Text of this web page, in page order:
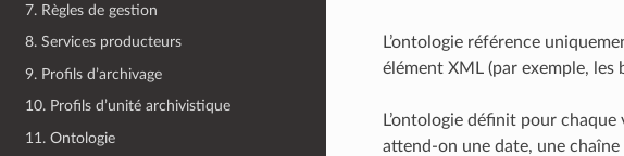
7. Règles de gestion
8. Services producteurs
9. Profils d’archivage
10. Profils d’unité archivistique
11. Ontologie
L’ontologie référence
élément XML (par exemple, les
L’ontologie définit pour
attend-on une date, une